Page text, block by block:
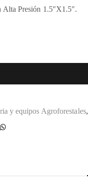
Presión 1.5″X1.5″.
y equipos Agroforestales,